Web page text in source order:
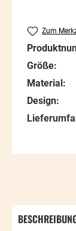
Zum
Größe:
Material:
Design: